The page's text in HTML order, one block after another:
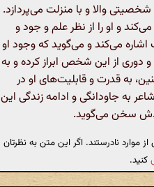
والا و با منزلت می‌پردازد.
و او را از نظر علم و جود و
می‌کند و می‌گوید که وجود او
دوری از این شخص ابراز کرده و به
به قدرت و قابلیت‌های او در
به جاودانگی و ادامه زندگی این
سخن می‌گوید.
نادرستند. اگر این متن به نظرتان
کنید.